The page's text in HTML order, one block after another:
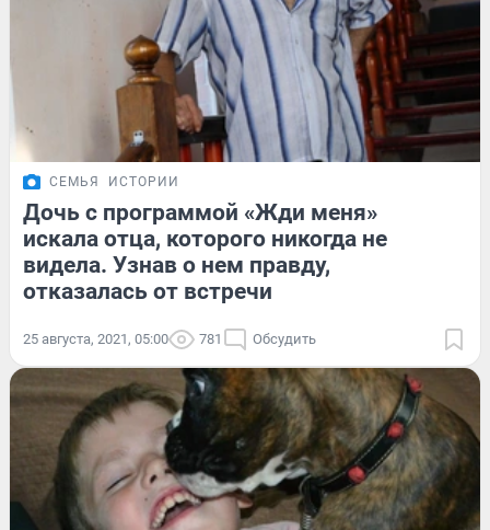
СЕМЬЯ ИСТОРИИ
Дочь с программой «Жди меня»
искала отца, которого никогда не
видела. Узнав о нем правду,
отказалась от встречи
25 августа, 2021, 05:00 781 Обсудить